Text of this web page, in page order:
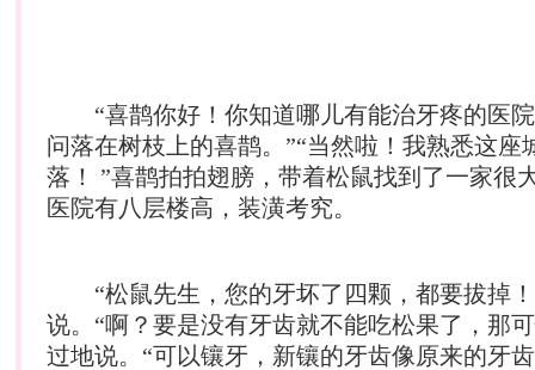
“喜鹊你好！你知道哪儿有能治牙疼的医院
问落在树枝上的喜鹊。”“当然啦！我熟悉这座
落！ ”喜鹊拍拍翅膀，带着松鼠找到了一家很
医院有八层楼高，装潢考究。
“松鼠先生，您的牙坏了四颗，都要拔掉！
说。“啊？要是没有牙齿就不能吃松果了，那
过地说。“可以镶牙，新镶的牙齿像原来的牙